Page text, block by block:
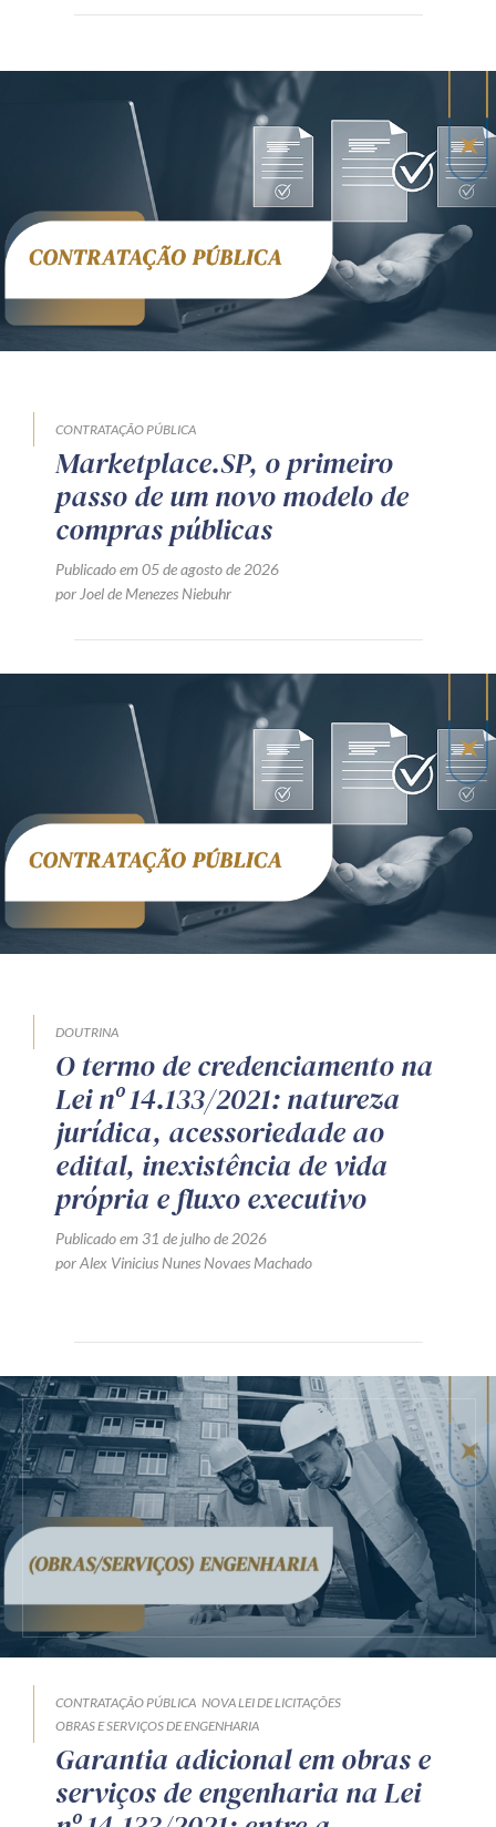
CONTRATAÇÃO PÚBLICA
Marketplace.SP, o primeiro
passo de um novo modelo de
compras públicas
Publicado em 05 de agosto de 2026
por Joel de Menezes Niebuhr
DOUTRINA
O termo de credenciamento na
Lei nº 14.133/2021: natureza
jurídica, acessoriedade ao
edital, inexistência de vida
própria e fluxo executivo
Publicado em 31 de julho de 2026
por Alex Vinicius Nunes Novaes Machado
CONTRATAÇÃO PÚBLICA NOVA LEI DE LICITAÇÕES
OBRAS E SERVIÇOS DE ENGENHARIA
Garantia adicional em obras e
serviços de engenharia na Lei